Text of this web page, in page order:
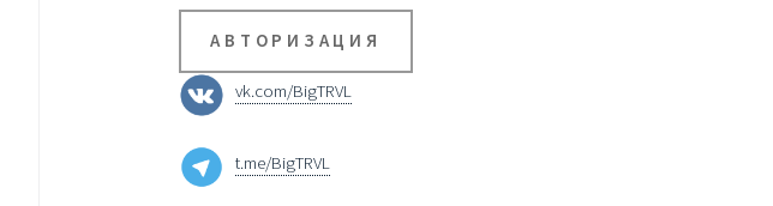
АВТОРИЗАЦИЯ
vk.com/BigTRVL
t.me/BigTRVL